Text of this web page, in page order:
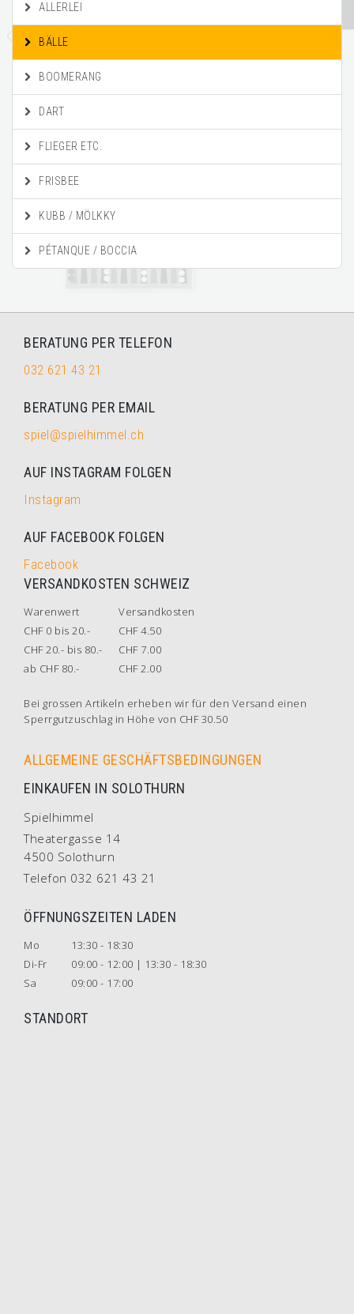
ALLERLEI
BÄLLE
BOOMERANG
DART
FLIEGER ETC.
FRISBEE
KUBB / MÖLKKY
PÉTANQUE / BOCCIA
BERATUNG PER TELEFON
032 621 43 21
BERATUNG PER EMAIL
spiel@spielhimmel.ch
AUF INSTAGRAM FOLGEN
Instagram
AUF FACEBOOK FOLGEN
Facebook
VERSANDKOSTEN SCHWEIZ
Warenwert
Versandkosten
CHF 0 bis 20.-
CHF 4.50
CHF 20.- bis 80.-
CHF 7.00
ab CHF 80.-
CHF 2.00
Bei grossen Artikeln erheben wir für den Versand einen
Sperrgutzuschlag in Höhe von CHF 30.50
ALLGEMEINE GESCHÄFTSBEDINGUNGEN
EINKAUFEN IN SOLOTHURN
Spielhimmel
Theatergasse 14
4500 Solothurn
Telefon 032 621 43 21
ÖFFNUNGSZEITEN LADEN
Mo
13:30 - 18:30
Di-Fr
09:00 - 12:00 | 13:30 - 18:30
Sa
09:00 - 17:00
STANDORT